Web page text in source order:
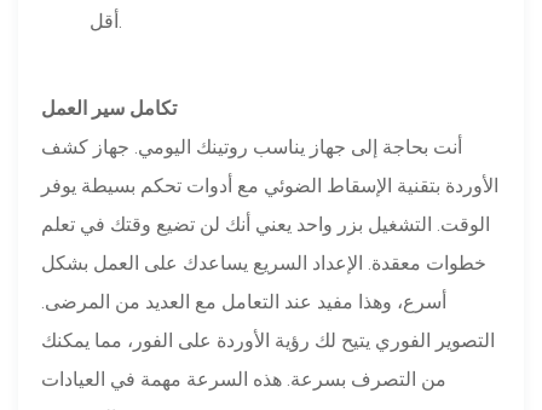
تكامل سير العمل
أنت بحاجة إلى جهاز يناسب روتينك اليومي. جهاز كشف
الأوردة بتقنية الإسقاط الضوئي مع أدوات تحكم بسيطة يوفر
الوقت. التشغيل بزر واحد يعني أنك لن تضيع وقتك في تعلم
خطوات معقدة. الإعداد السريع يساعدك على العمل بشكل
أسرع، وهذا مفيد عند التعامل مع العديد من المرضى.
التصوير الفوري يتيح لك رؤية الأوردة على الفور، مما يمكنك
من التصرف بسرعة. هذه السرعة مهمة في العيادات